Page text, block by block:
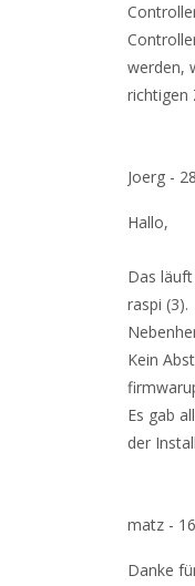
werden,
richtigen
Joerg -
Hallo,
Das
raspi (3).
Kein
Es gab
der
matz -
Danke